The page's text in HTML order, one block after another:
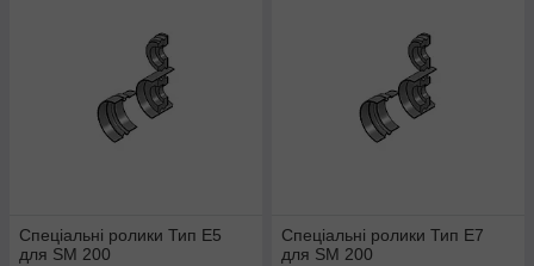
Спеціальні ролики Тип E5
для SM 200
Спеціальні ролики Тип E7
для SM 200